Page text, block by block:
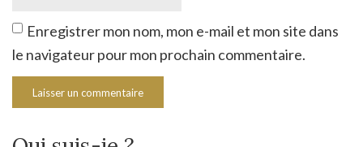
Enregistrer mon nom, mon e-mail et mon site dans
le navigateur pour mon prochain commentaire.